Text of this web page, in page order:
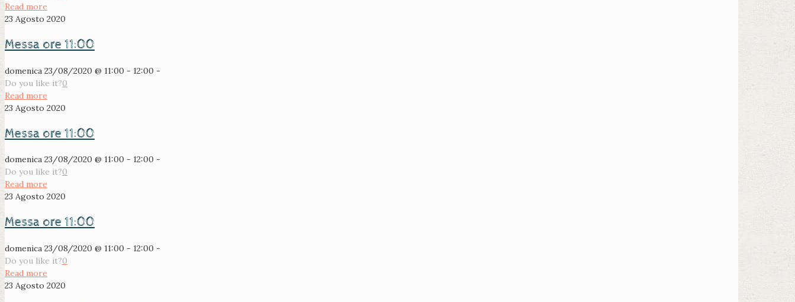
Read more
23 Agosto 2020
Messa ore 11:00
domenica 23/08/2020 @ 11:00 - 12:00 -
Do you like it?0
Read more
23 Agosto 2020
Messa ore 11:00
domenica 23/08/2020 @ 11:00 - 12:00 -
Do you like it?0
Read more
23 Agosto 2020
Messa ore 11:00
domenica 23/08/2020 @ 11:00 - 12:00 -
Do you like it?0
Read more
23 Agosto 2020